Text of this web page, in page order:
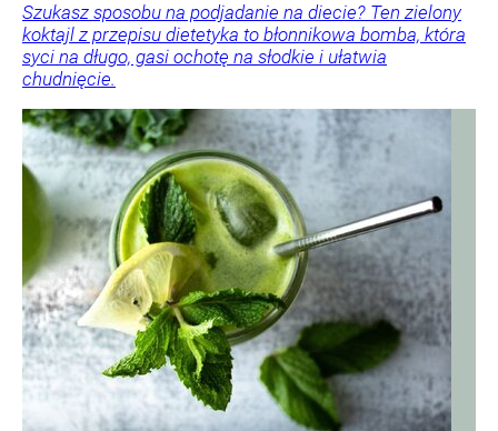
Szukasz sposobu na podjadanie na diecie? Ten zielony
koktajl z przepisu dietetyka to błonnikowa bomba, która
syci na długo, gasi ochotę na słodkie i ułatwia
chudnięcie.